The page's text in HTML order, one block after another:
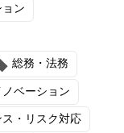
ン
総務・法務
ノベーション
・リスク対応